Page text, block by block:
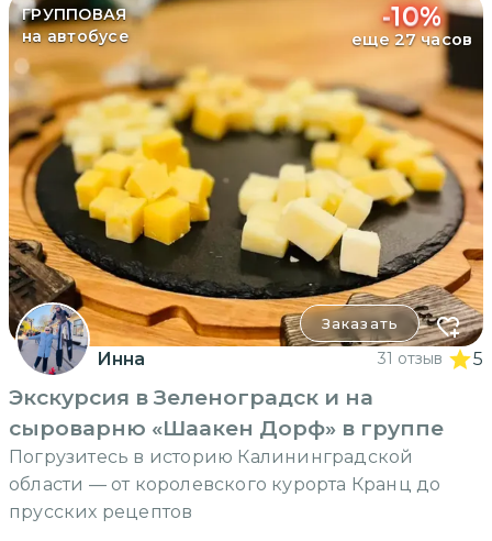
ГРУППОВАЯ
на автобусе
-10%
еще 27 часов
Заказать
Инна 31 отзыв 5
Экскурсия в Зеленоградск и на
сыроварню «Шаакен Дорф» в группе
Погрузитесь в историю Калининградской
области — от королевского курорта Кранц до
прусских рецептов